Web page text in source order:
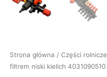
Strona główna / Części rolnicze
filtrem niski kielich 4031090510